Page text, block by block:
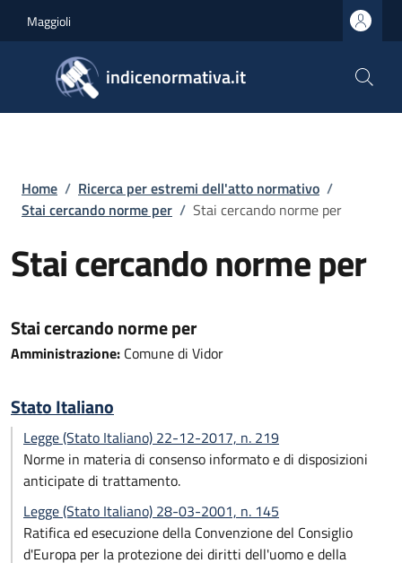
Maggioli
indicenormativa.it
Briciole di pane
Home / Ricerca per estremi dell'atto normativo /
Stai cercando norme per / Stai cercando norme per
Stai cercando norme per
Stai cercando norme per
Amministrazione: Comune di Vidor
Stato Italiano
Legge (Stato Italiano) 22-12-2017, n. 219
Norme in materia di consenso informato e di disposizioni
anticipate di trattamento.
Legge (Stato Italiano) 28-03-2001, n. 145
Ratifica ed esecuzione della Convenzione del Consiglio
d'Europa per la protezione dei diritti dell'uomo e della